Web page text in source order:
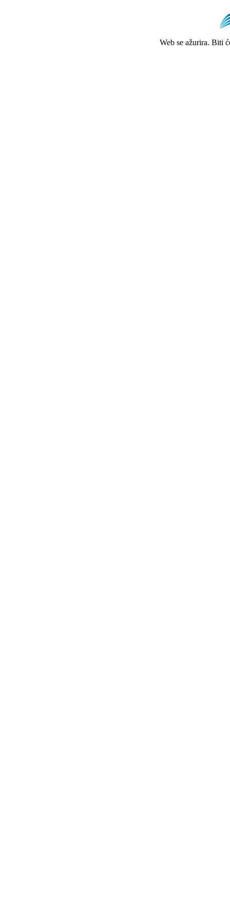
Web se ažurira. Biti